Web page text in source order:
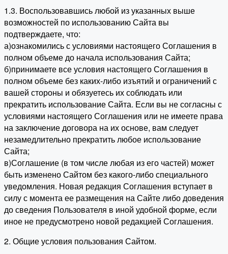
1.3. Воспользовавшись любой из указанных выше
возможностей по использованию Сайта вы
подтверждаете, что:
а)ознакомились с условиями настоящего Соглашения в
полном объеме до начала использования Сайта;
б)принимаете все условия настоящего Соглашения в
полном объеме без каких-либо изъятий и ограничений с
вашей стороны и обязуетесь их соблюдать или
прекратить использование Сайта. Если вы не согласны с
условиями настоящего Соглашения или не имеете права
на заключение договора на их основе, вам следует
незамедлительно прекратить любое использование
Сайта;
в)Соглашение (в том числе любая из его частей) может
быть изменено Сайтом без какого-либо специального
уведомления. Новая редакция Соглашения вступает в
силу с момента ее размещения на Сайте либо доведения
до сведения Пользователя в иной удобной форме, если
иное не предусмотрено новой редакцией Соглашения.
2. Общие условия пользования Сайтом.